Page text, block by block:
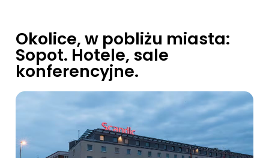
Okolice, w pobliżu miasta:
Sopot. Hotele, sale
konferencyjne.